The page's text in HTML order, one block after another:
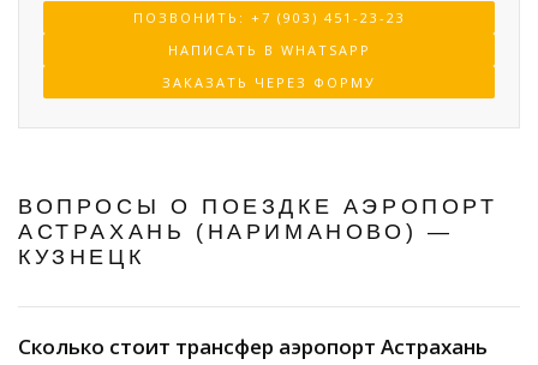
ПОЗВОНИТЬ: +7 (903) 451-23-23
НАПИСАТЬ В WHATSAPP
ЗАКАЗАТЬ ЧЕРЕЗ ФОРМУ
ВОПРОСЫ О ПОЕЗДКЕ АЭРОПОРТ
АСТРАХАНЬ (НАРИМАНОВО) —
КУЗНЕЦК
Сколько стоит трансфер аэропорт Астрахань